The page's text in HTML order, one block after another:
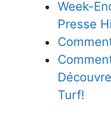
Week-
Presse
Turf!